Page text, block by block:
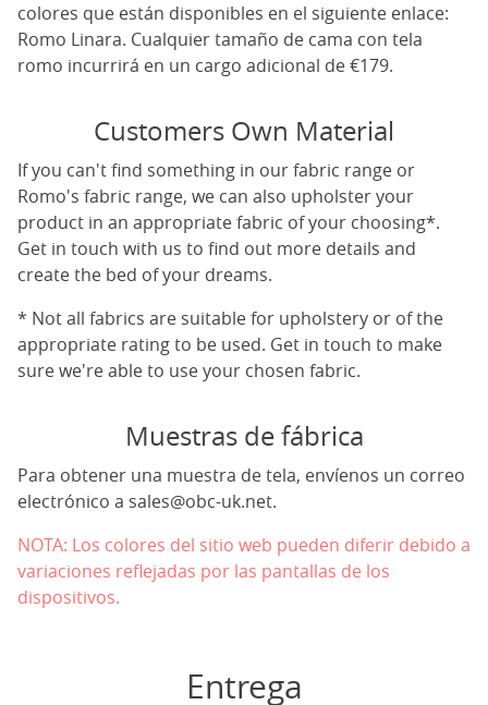
colores que están disponibles en el siguiente enlace:
Romo Linara. Cualquier tamaño de cama con tela
romo incurrirá en un cargo adicional de €179.
Customers Own Material
If you can't find something in our fabric range or
Romo's fabric range, we can also upholster your
product in an appropriate fabric of your choosing*.
Get in touch with us to find out more details and
create the bed of your dreams.
* Not all fabrics are suitable for upholstery or of the
appropriate rating to be used. Get in touch to make
sure we're able to use your chosen fabric.
Muestras de fábrica
Para obtener una muestra de tela, envíenos un correo
electrónico a sales@obc-uk.net.
NOTA: Los colores del sitio web pueden diferir debido a
variaciones reflejadas por las pantallas de los
dispositivos.
Entrega